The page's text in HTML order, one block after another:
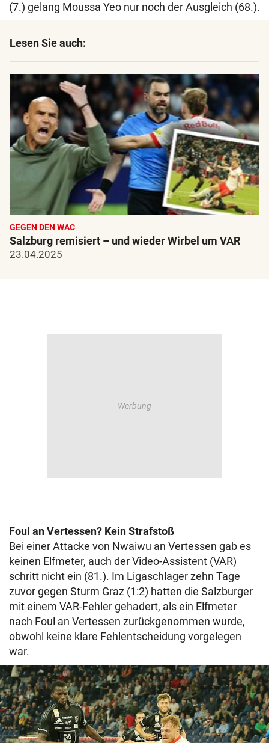
(7.) gelang Moussa Yeo nur noch der Ausgleich (68.).
Lesen Sie auch:
GEGEN DEN WAC
Salzburg remisiert – und wieder Wirbel um VAR
23.04.2025
Foul an Vertessen? Kein Strafstoß
Bei einer Attacke von Nwaiwu an Vertessen gab es
keinen Elfmeter, auch der Video-Assistent (VAR)
schritt nicht ein (81.). Im Ligaschlager zehn Tage
zuvor gegen Sturm Graz (1:2) hatten die Salzburger
mit einem VAR-Fehler gehadert, als ein Elfmeter
nach Foul an Vertessen zurückgenommen wurde,
obwohl keine klare Fehlentscheidung vorgelegen
war.